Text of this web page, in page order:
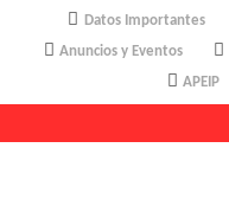
Datos Importantes
Anuncios y Eventos
APEIP